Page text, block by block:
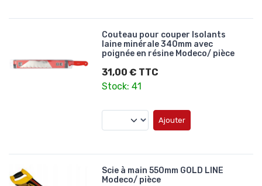
Couteau pour couper Isolants
laine minérale 340mm avec
poignée en résine Modeco/ pièce
31,00 € TTC
Stock: 41
Ajouter
Scie à main 550mm GOLD LINE
Modeco/ pièce